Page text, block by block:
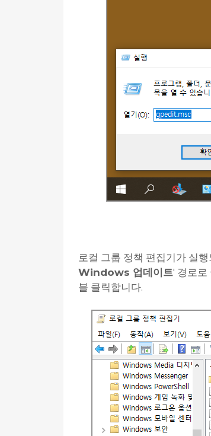
로컬 그룹 정책 편집기가 실행
Windows 업데이트' 경로로
블 클릭합니다.